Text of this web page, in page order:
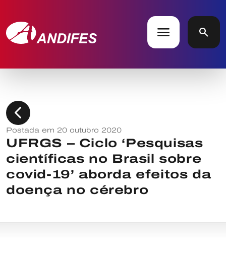
menu search
chevron_left
Postada em 20 outubro 2020
UFRGS – Ciclo ‘Pesquisas
científicas no Brasil sobre
covid-19’ aborda efeitos da
doença no cérebro